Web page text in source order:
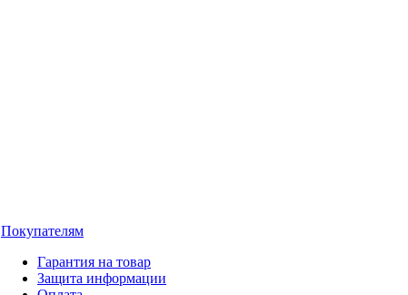
Покупателям
Гарантия на товар
Защита информации